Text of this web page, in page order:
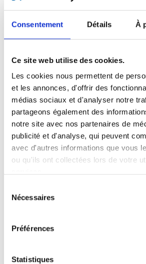
Consentement Détails À
Ce site web utilise des cookies.
Les cookies nous permettent de
et les annonces, d'offrir des
médias sociaux et d'analyser notre
partageons également des
notre site avec nos partenaires de
publicité et d'analyse, qui peuvent
avec d'autres informations que vous
ou qu'ils ont collectées lors de votre
Nécessaires
Préférences
Statistiques
Précédent
Ouvrez le menu déroulant sur la gauche et
produit qui vous intéresse. Remarque :
n’y a pas de vidéo.
Intégration de vidéo
Sous chaque vidéo se trouve un code que
pour intégrer la vidéo dans votre site web.
Abonnez-vous
Pour être notifié dès qu’une nouvelle vidéo
vous invitons à vous abonner à notre